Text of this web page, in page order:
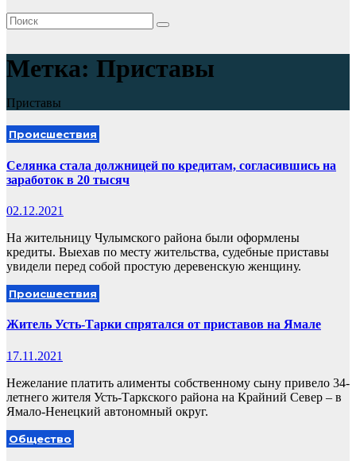
Метка: Приставы
Приставы
Происшествия
Селянка стала должницей по кредитам, согласившись на
заработок в 20 тысяч
02.12.2021
На жительницу Чулымского района были оформлены
кредиты. Выехав по месту жительства, судебные приставы
увидели перед собой простую деревенскую женщину.
Происшествия
Житель Усть-Тарки спрятался от приставов на Ямале
17.11.2021
Нежелание платить алименты собственному сыну привело 34-
летнего жителя Усть-Таркского района на Крайний Север – в
Ямало-Ненецкий автономный округ.
Общество